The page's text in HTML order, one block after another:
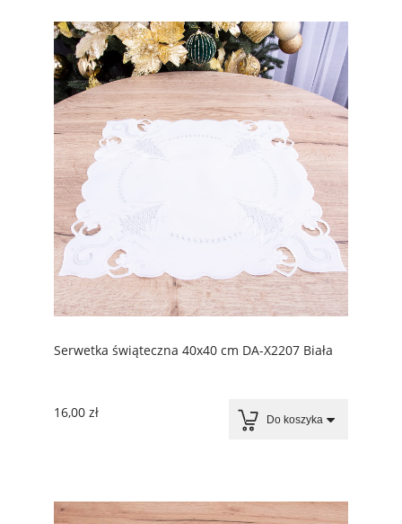
Serwetka świąteczna 40x40 cm DA-X2207 Biała
16,00 zł Do koszyka